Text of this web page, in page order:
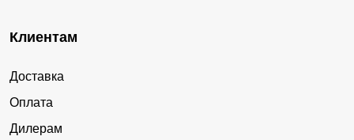
Клиентам
Доставка
Оплата
Дилерам